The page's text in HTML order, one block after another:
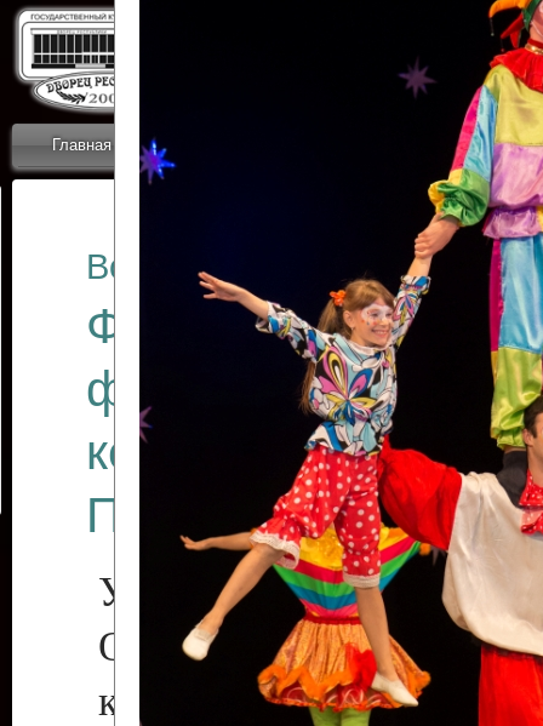
Главная Приветствие Новости
ОТЧЕТЫ ГКЦ
Все отчеты
Финал
фестиваля
коллективов
Приднестровского
Участники фестиваля:
Образцовый
коллектив